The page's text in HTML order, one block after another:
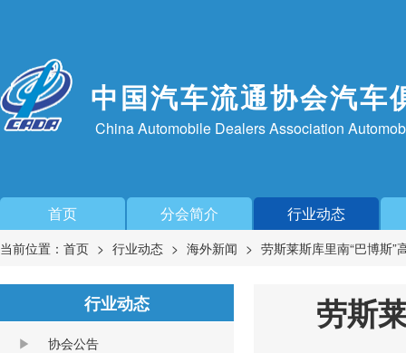
中国汽车流通协会汽车
China Automobile Dealers Association
首页 分会简介 行业动态
当前位置： 首页 行业动态 海外新闻 劳斯莱斯库里南“巴博斯”
行业动态
协会公告
劳斯